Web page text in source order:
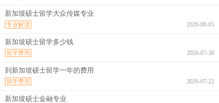
新加坡硕士留学大众传媒专业
2026-08-05
专业解读
新加坡硕士留学多少钱
2026-07-30
留学费用
到新加坡硕士留学一年的费用
2026-07-22
留学费用
新加坡硕士金融专业